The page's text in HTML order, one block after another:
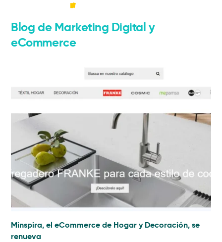
Blog de Marketing Digital y
eCommerce
Minspira, el eCommerce de Hogar y Decoración, se
renueva